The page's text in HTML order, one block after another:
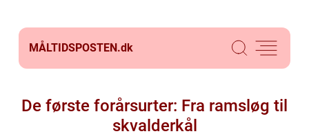
MÅLTIDSPOSTEN.dk
De første forårsurter: Fra ramsløg til
skvalderkål